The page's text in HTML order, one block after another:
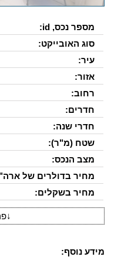
מספר נכס, id:
סוג האובייקט:
עיר:
אזור:
רחוב:
חדרים:
חדרי שנה:
שטח (מ"ר):
מצב הנכס:
מחיר בדולרים של
מחיר בשקלים:
↓
מידע נוסף: